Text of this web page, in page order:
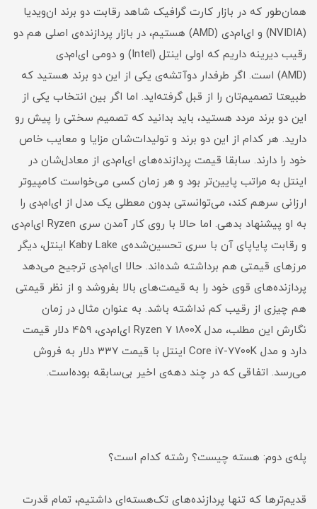
همان‌طور که در بازار کارت گرافیک شاهد رقابت دو برند ان‌ویدیا
(NVIDIA) و ای‌ام‌دی (AMD) هستیم، در بازار پردازنده‌ی اصلی هم دو
رقیب دیرینه داریم که اولی اینتل (Intel) و دومی ای‌ام‌دی
(AMD) است. اگر طرفدار دوآتشه‌ی یکی از این دو برند هستید که
طبیعتا تصمیم‌تان را از قبل گرفته‌اید. اما اگر بین انتخاب یکی از
این دو برند مردد هستید، باید بدانید که تصمیم سختی را پیش رو
دارید. هر کدام از این دو برند و تولیدات‌شان مزایا و معایب خاص
خود را دارند. سابقا قیمت پردازنده‌های ای‌ام‌دی از معادل‌شان در
اینتل به مراتب پایین‌تر بود و هر زمان کسی می‌خواست کامپیوتر
ارزانی سرهم کند، می‌توانستی بدون معطلی یک مدل از ای‌ام‌دی را
به او پیشنهاد بدهی. اما حالا با روی کار آمدن سری Ryzen ای‌ام‌دی
و رقابت پایاپای آن با سری تحسین‌شده‌ی Kaby Lake اینتل، دیگر
مرزهای قیمتی هم برداشته شده‌اند. حالا ای‌ام‌دی ترجیح می‌دهد
پردازنده‌های قوی خود را به قیمت‌های بالا بفروشد و از نظر قیمتی
هم چیزی از رقیب کم نداشته باشد. به عنوان مثال در زمان
نگارش این مطلب، مدل Ryzen 7 1800X ای‌ام‌دی، ۴۵۹ دلار قیمت
دارد و مدل Core i7-7700K اینتل با قیمت ۳۳۷ دلار به فروش
می‌رسد. اتفاقی که در چند دهه‌ی اخیر بی‌سابقه بوده‌است.
پله‌ی دوم: هسته چیست؟ رشته کدام است؟
قدیم‌ترها که تنها پردازنده‌های تک‌هسته‌ای داشتیم، تمام قدرت